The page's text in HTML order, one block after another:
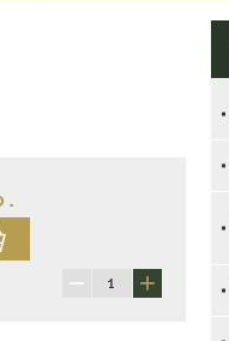
− +